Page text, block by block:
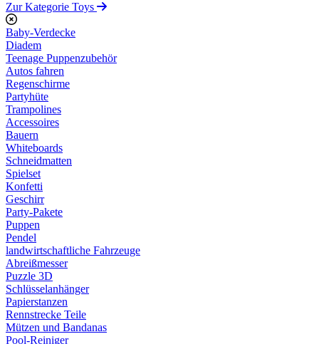
Zur Kategorie Toys
Baby-Verdecke
Diadem
Teenage Puppenzubehör
Autos fahren
Regenschirme
Partyhüte
Trampolines
Accessoires
Bauern
Whiteboards
Schneidmatten
Spielset
Konfetti
Geschirr
Party-Pakete
Puppen
Pendel
landwirtschaftliche Fahrzeuge
Abreißmesser
Puzzle 3D
Schlüsselanhänger
Papierstanzen
Rennstrecke Teile
Mützen und Bandanas
Pool-Reiniger